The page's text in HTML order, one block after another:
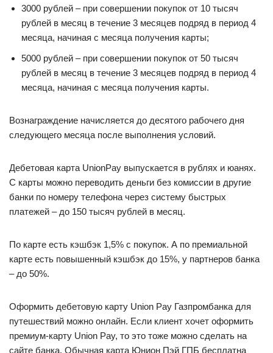
3000 рублей – при совершении покупок от 10 тысяч
рублей в месяц в течение 3 месяцев подряд в период 4
месяца, начиная с месяца получения карты;
5000 рублей – при совершении покупок от 50 тысяч
рублей в месяц в течение 3 месяцев подряд в период 4
месяца, начиная с месяца получения карты.
Вознаграждение начисляется до десятого рабочего дня
следующего месяца после выполнения условий.
Дебетовая карта UnionPay выпускается в рублях и юанях.
С карты можно переводить деньги без комиссии в другие
банки по номеру телефона через систему быстрых
платежей – до 150 тысяч рублей в месяц.
По карте есть кэшбэк 1,5% с покупок. А по премиальной
карте есть повышенный кэшбэк до 15%, у партнеров банка
– до 50%.
Оформить дебетовую карту Union Pay Газпромбанка для
путешествий можно онлайн. Если клиент хочет оформить
премиум-карту Union Pay, то это тоже можно сделать на
сайте банка. Обычная карта Юнион Пэй ГПБ бесплатна